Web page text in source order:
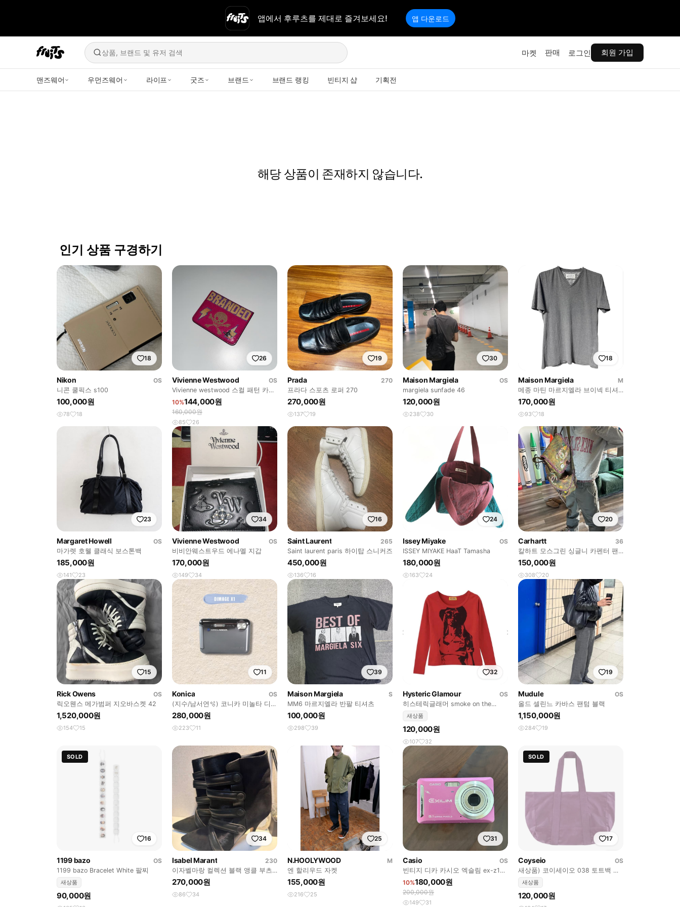
앱에서 후루츠를 제대로 즐겨보세요! 앱 다운로드
상품, 브랜드 및 유저 검색 마켓 판매 로그인 회원 가입
맨즈웨어 우먼즈웨어 라이프 굿즈 브랜드 브랜드 랭킹 빈티지 샵 기획전
해당 상품이 존재하지 않습니다.
인기 상품 구경하기
18
Nikon
OS
니콘 쿨픽스 s100
100,000원
78 18
26
Vivienne Westwood
OS
Vivienne westwood 스컬 패턴 카드
지갑
10%144,000원
160,000원
85 26
19
Prada
270
프라다 스포츠 로퍼 270
270,000원
137 19
30
Maison Margiela
OS
margiela sunfade 46
120,000원
238 30
18
Maison Margiela
M
메종 마틴 마르지엘라 브이넥 티셔
츠
170,000원
93 18
23
Margaret Howell
OS
마가렛 호웰 클래식 보스톤백
185,000원
141 23
34
Vivienne Westwood
OS
비비안웨스트우드 에나멜 지갑
170,000원
149 34
16
Saint Laurent
265
Saint laurent paris 하이탑 스니커즈
450,000원
136 16
24
Issey Miyake
OS
ISSEY MIYAKE HaaT Tamasha
180,000원
163 24
20
Carhartt
36
칼하트 모스그린 싱글니 카펜터 팬
츠 B11MOS
150,000원
308 20
15
Rick Owens
OS
릭오웬스 메가범퍼 지오바스켓 42
1,520,000원
154 15
11
Konica
OS
(지수/남서연🫧) 코니카 미놀타 디미
지 X1 디카/디지털카메라
280,000원
223 11
39
Maison Margiela
S
MM6 마르지엘라 반팔 티셔츠
100,000원
298 39
32
Hysteric Glamour
OS
히스테릭글래머 smoke on the
water 레드 롱슬리브
새상품
120,000원
107 32
19
Mudule
OS
올드 셀린느 카바스 팬텀 블랙
1,150,000원
284 19
SOLD
16
1199 bazo
OS
1199 bazo Bracelet White 팔찌
새상품
90,000원
34
Isabel Marant
230
이자벨마랑 컬렉션 블랙 앵클 부츠
36
270,000원
86 34
25
N.HOOLYWOOD
M
엔 할리우드 자켓
155,000원
216 25
31
Casio
OS
빈티지 디카 카시오 엑슬림 ex-z19
핑크(충전기 포함, 작례O)
10%180,000원
200,000원
149 31
SOLD
17
Coyseio
OS
새상품) 코이세이오 038 토트백 핑
크새상품
120,000원